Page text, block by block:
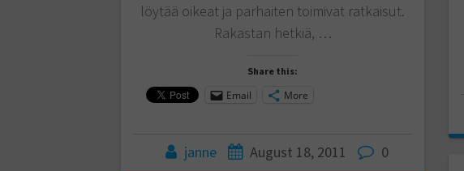
löytää oikeat ja parhaiten toimivat ratkaisut.
Rakastan hetkiä, …
Share this:
Email More
janne August 18, 2011 0